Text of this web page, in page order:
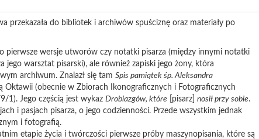
przekazała do bibliotek i archiwów spuściznę oraz materiały po
pierwsze wersje utworów czy notatki pisarza (między innymi notatki
warsztat pisarski), ale również zapiski jego żony, która
archiwum. Znalazł się tam Spis pamiątek śp. Aleksandra
Oktawii (obecnie w Zbiorach Ikonograficznych i Fotograficznych
1). Jego częścią jest wykaz Drobiazgów, które [pisarz] nosił przy sobie.
i pasjach pisarza, o jego codzienności. Przede wszystkim jednak
i fotografią.
etapie życia i twórczości pierwsze próby maszynopisania, które są